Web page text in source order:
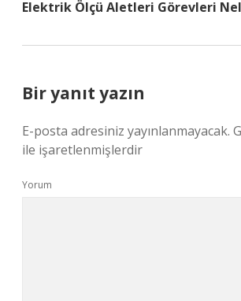
Elektrik Ölçü Aletleri Görevleri
Bir yanıt yazın
E-posta adresiniz yayınlanmayacak.
ile işaretlenmişlerdir
Yorum